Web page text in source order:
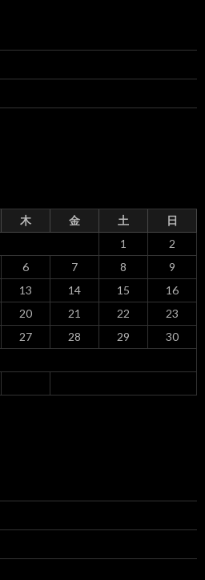
木 金 土 日
1
2
6 7 8
9
13 14 15
16
20 21 22
23
27 28 29
30